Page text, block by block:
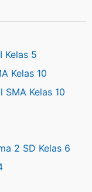
Kelas 5
Kelas 10
SMA Kelas 10
2 SD Kelas 6